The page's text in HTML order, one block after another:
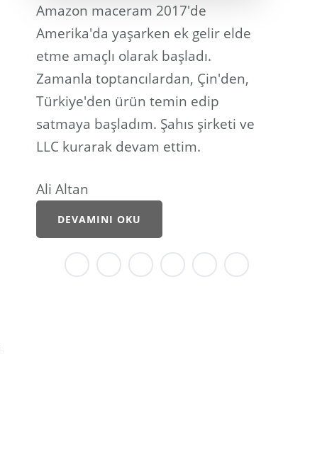
Amazon maceram 2017'de
Amerika'da yaşarken ek gelir elde
etme amaçlı olarak başladı.
Zamanla toptancılardan, Çin'den,
Türkiye'den ürün temin edip
satmaya başladım. Şahıs şirketi ve
LLC kurarak devam ettim.
Ali Altan
DEVAMINI OKU